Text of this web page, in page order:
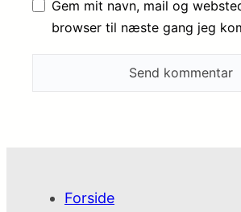
Gem mit navn, mail og
browser til næste gang jeg
Forside